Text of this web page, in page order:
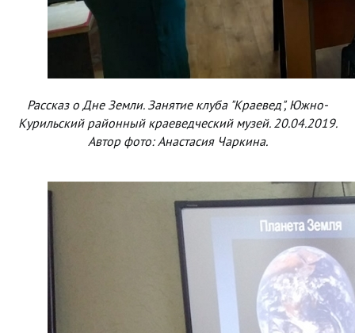
Рассказ о Дне Земли. Занятие клуба "Краевед", Южно-
Курильский районный краеведческий музей. 20.04.2019.
Автор фото: Анастасия Чаркина.